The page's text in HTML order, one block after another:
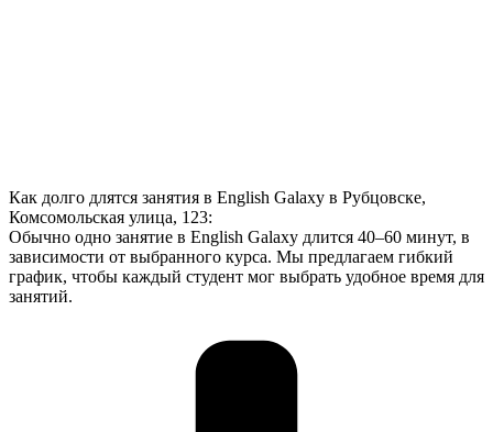
Как долго длятся занятия в English Galaxy в Рубцовске,
Комсомольская улица, 123:
Обычно одно занятие в English Galaxy длится 40–60 минут, в
зависимости от выбранного курса. Мы предлагаем гибкий
график, чтобы каждый студент мог выбрать удобное время для
занятий.